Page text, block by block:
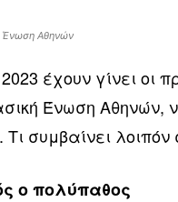
Ένωση Αθηνών
έχουν γίνει
Ένωση Αθηνών,
συμβαίνει
ο πολύπαθος